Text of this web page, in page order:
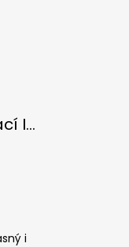
Fox Raketa zakrmovací Impact Spod
i